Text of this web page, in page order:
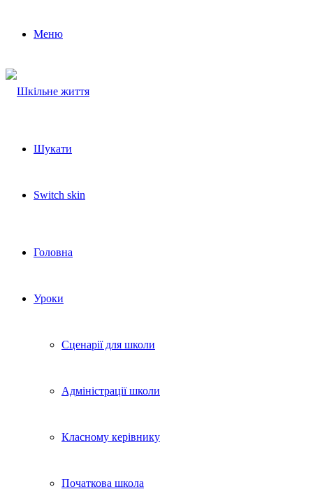
Меню
Шукати
Switch skin
Головна
Уроки
Сценарії для школи
Адміністрації школи
Класному керівнику
Початкова школа